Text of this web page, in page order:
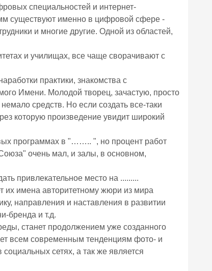
специальностей и интернет-
существуют именно в цифровой сфере -
и многие другие. Одной из областей,
и училищах, все чаще сворачивают с
практики, знакомства с
Имени. Молодой творец, зачастую, просто
средств. Но если создать все-таки
которую произведение увидит широкий
программах в "…….. ", но процент работ
очень мал, и залы, в основном,
привлекательное место на .........
их имена авторитетному жюри из мира
направления и наставления в развитии
бренда и т.д.
станет продолжением уже созданного
всем современным тенденциям фото- и
сетях, а так же является